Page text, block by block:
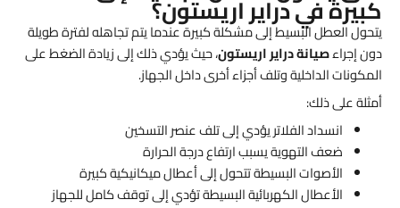
كبيرة في دراير اريستون؟
يتحول العطل البسيط إلى مشكلة كبيرة عندما يتم تجاهله لفترة طويلة
دون إجراءصيانة دراير اريستون، حيث يؤدي ذلك إلى زيادة الضغط على
المكونات الداخلية وتلف أجزاء أخرى داخل الجهاز.
أمثلة على ذلك:
انسداد الفلاتر يؤدي إلى تلف عنصر التسخين
ضعف التهوية يسبب ارتفاع درجة الحرارة
الأصوات البسيطة تتحول إلى أعطال ميكانيكية كبيرة
الأعطال الكهربائية البسيطة تؤدي إلى توقف كامل للجهاز